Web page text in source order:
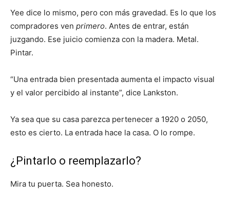
Yee dice lo mismo, pero con más gravedad. Es lo que los
compradores ven primero. Antes de entrar, están
juzgando. Ese juicio comienza con la madera. Metal.
Pintar.
“Una entrada bien presentada aumenta el impacto visual
y el valor percibido al instante”, dice Lankston.
Ya sea que su casa parezca pertenecer a 1920 o 2050,
esto es cierto. La entrada hace la casa. O lo rompe.
¿Pintarlo o reemplazarlo?
Mira tu puerta. Sea honesto.